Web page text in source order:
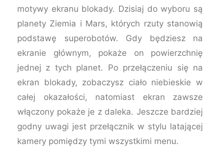
motywy ekranu blokady. Dzisiaj do wyboru są
planety Ziemia i Mars, których rzuty stanowią
podstawę superobotów. Gdy będziesz na
ekranie głównym, pokaże on powierzchnię
jednej z tych planet. Po przełączeniu się na
ekran blokady, zobaczysz ciało niebieskie w
całej okazałości, natomiast ekran zawsze
włączony pokaże je z daleka. Jeszcze bardziej
godny uwagi jest przełącznik w stylu latającej
kamery pomiędzy tymi wszystkimi menu.